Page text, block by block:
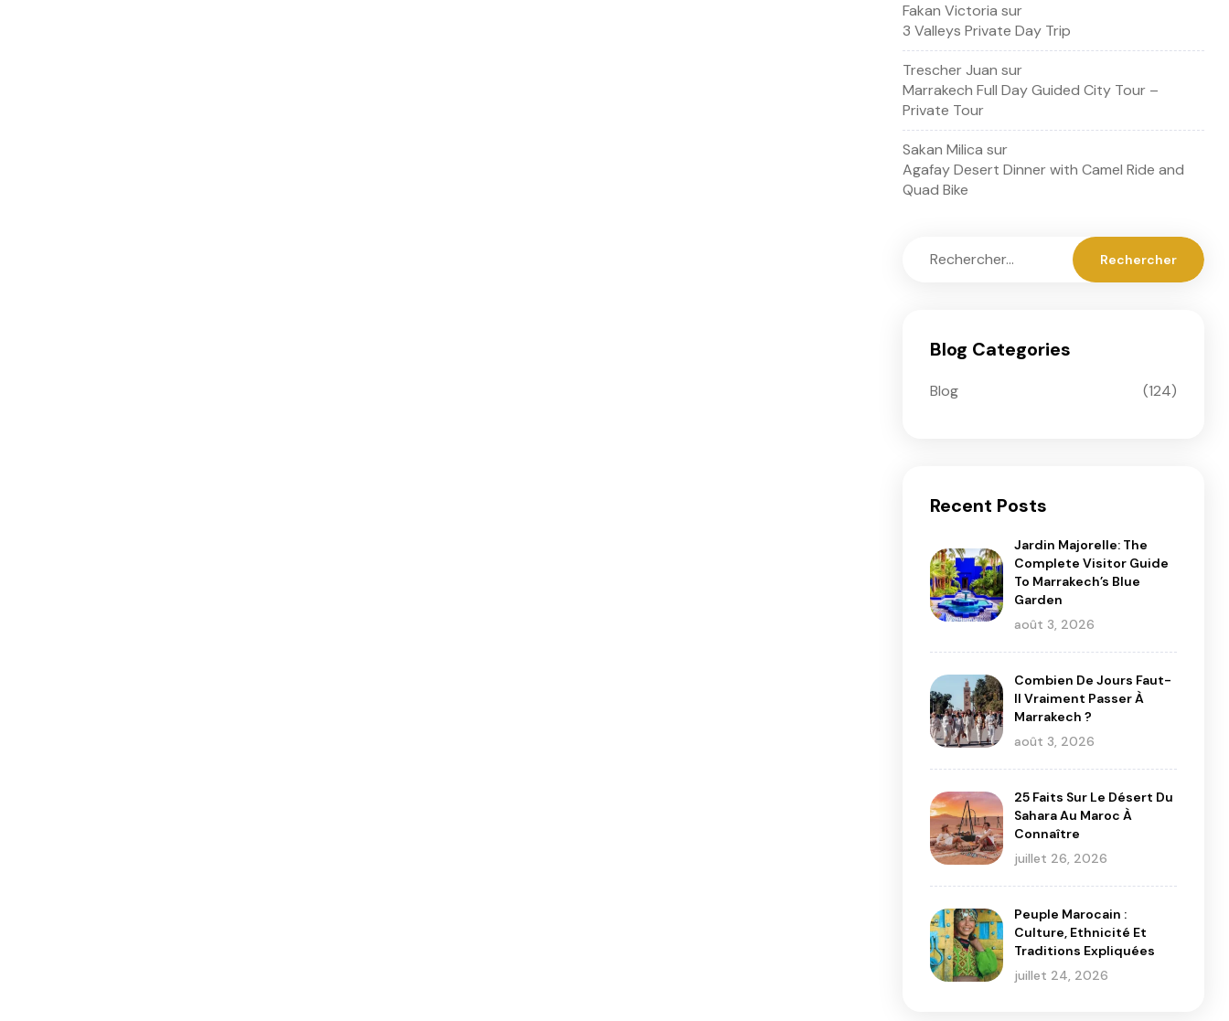
Fakan Victoria sur
3 Valleys Private Day Trip
Trescher Juan sur
Marrakech Full Day Guided City Tour –
Private Tour
Sakan Milica sur
Agafay Desert Dinner with Camel Ride and
Quad Bike
Blog Categories
Blog (124)
Recent Posts
août 3, 2026
Jardin Majorelle: The
Complete Visitor Guide
To Marrakech’s Blue
Garden
août 3, 2026
Combien De Jours Faut-
Il Vraiment Passer À
Marrakech ?
juillet 26, 2026
25 Faits Sur Le Désert Du
Sahara Au Maroc À
Connaître
juillet 24, 2026
Peuple Marocain :
Culture, Ethnicité Et
Traditions Expliquées